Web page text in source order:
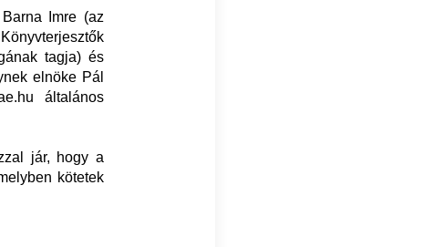
Imre (az
tagja) és
elnöke Pál
általános
jár, hogy a
kötetek